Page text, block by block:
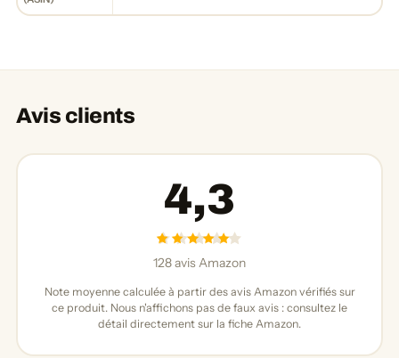
Avis clients
4,3
128 avis Amazon
Note moyenne calculée à partir des avis Amazon vérifiés sur
ce produit. Nous n'affichons pas de faux avis : consultez le
détail directement sur la fiche Amazon.